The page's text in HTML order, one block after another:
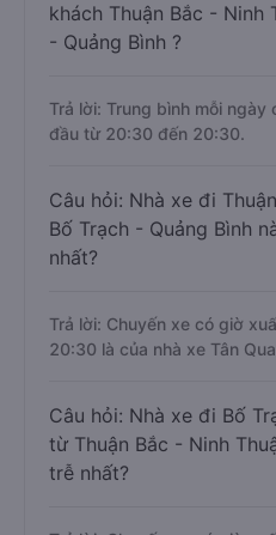
khách Thuận Bắc - Ninh
- Quảng Bình ?
Trả lời: Trung bình mỗi
đầu từ 20:30 đến 20:30.
Câu hỏi: Nhà xe đi
Bố Trạch - Quảng Bình
nhất?
Trả lời: Chuyến xe có giờ
20:30 là của nhà xe Tân
Câu hỏi: Nhà xe đi Bố
từ Thuận Bắc - Ninh
trễ nhất?